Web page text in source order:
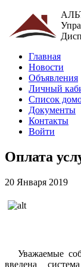
Главная
Новости
Объявления
Личный
Список
Документы
Контакты
Войти
Оплата
20 Января 2019
Уважаемые
введена